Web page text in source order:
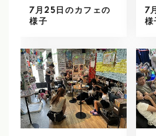
7月25日のカフェの
様子
7
様